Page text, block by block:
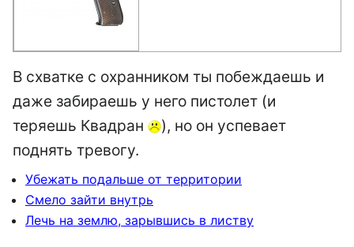
В схватке с охранником ты побеждаешь и
даже забираешь у него пистолет (и
теряешь Квадран
), но он успевает
поднять тревогу.
Убежать подальше от территории
Смело зайти внутрь
Лечь на землю, зарывшись в листву